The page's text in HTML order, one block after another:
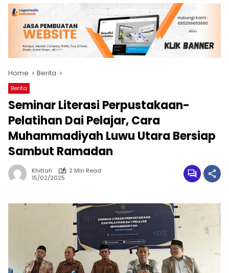
Home Berita
Berita
Seminar Literasi Perpustakaan-
Pelatihan Dai Pelajar, Cara
Muhammadiyah Luwu Utara Bersiap
Sambut Ramadan
Khittah
2 Min Read
15/02/2025